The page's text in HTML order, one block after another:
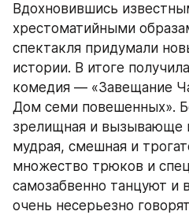
Вдохновившись
хрестоматийными
спектакля придумали
истории. В итоге
комедия — «Завещание
Дом семи повешенных».
зрелищная и вызывающе
мудрая, смешная и
множество трюков и
самозабвенно танцуют и
очень несерьезно